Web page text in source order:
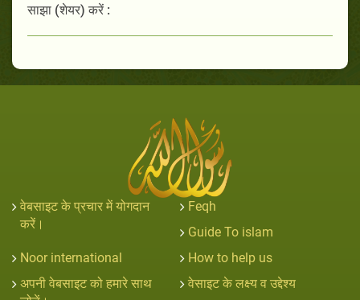
साझा (शेयर) करें :
वेबसाइट के प्रचार में योगदान
करें।
Feqh
Guide To islam
Noor international
How to help us
अपनी वेबसाइट को हमारे साथ
वेसाइट के लक्ष्य व उद्देश्य